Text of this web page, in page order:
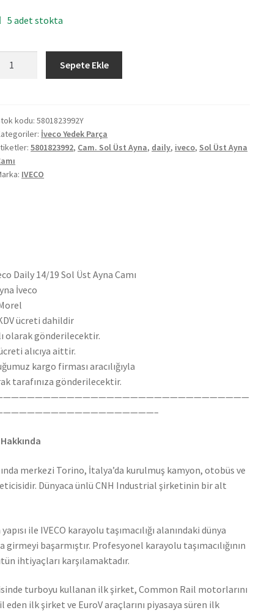
5 adet stokta
Sepete Ekle
kodu:5801823992Y
İveco Yedek Parça
5801823992, Cam. Sol Üst Ayna, daily, iveco, Sol Üst Ayna
IVECO
Daily 14/19 Sol Üst Ayna Camı
İveco
ücreti dahildir
olarak gönderilecektir.
alıcıya aittir.
kargo firması aracılığıyla
tarafınıza gönderilecektir.
merkezi Torino, İtalya’da kurulmuş kamyon, otobüs ve
Dünyaca ünlü CNH Industrial şirketinin bir alt
ile IVECO karayolu taşımacılığı alanındaki dünya
girmeyi başarmıştır. Profesyonel karayolu taşımacılığının
ihtiyaçları karşılamaktadır.
turboyu kullanan ilk şirket, Common Rail motorlarını
eden ilk şirket ve EuroV araçlarını piyasaya süren ilk